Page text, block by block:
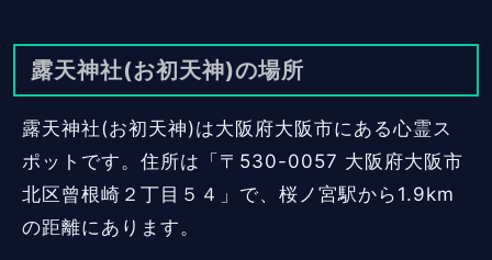
露天神社(お初天神)の場所
露天神社(お初天神)は大阪府大阪市にある心霊ス
ポットです。住所は「〒530-0057 大阪府大阪市
北区曾根崎２丁目５４」で、桜ノ宮駅から1.9km
の距離にあります。